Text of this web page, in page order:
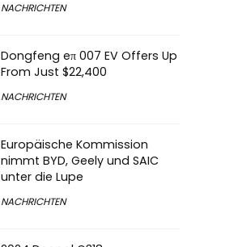
NACHRICHTEN
Dongfeng eπ 007 EV Offers Up
From Just $22,400
NACHRICHTEN
Europäische Kommission
nimmt BYD, Geely und SAIC
unter die Lupe
NACHRICHTEN